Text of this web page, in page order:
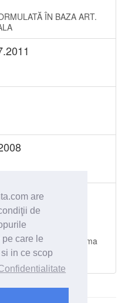
are
de
care le
in ce scop
ÎN BAZA ART.
în judecata a
cu decesul partii
cauzei în prima
cel specializat în